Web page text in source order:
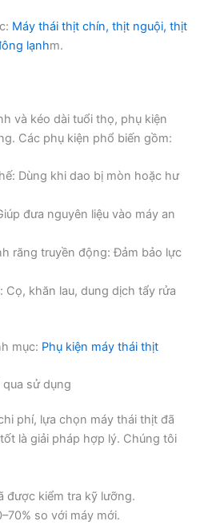
Máy thái thịt chín, thịt nguội, thịt
lạnhm.
và kéo dài tuổi thọ, phụ kiện
Các phụ kiện phổ biến gồm:
Dùng khi dao bị mòn hoặc hư
đưa nguyên liệu vào máy an
răng truyền động: Đảm bảo lực
Cọ, khăn lau, dung dịch tẩy rửa
mục: Phụ kiện máy thái thịt
sử dụng
phí, lựa chọn máy thái thịt đã
là giải pháp hợp lý. Chúng tôi
được kiểm tra kỹ lưỡng.
so với máy mới.